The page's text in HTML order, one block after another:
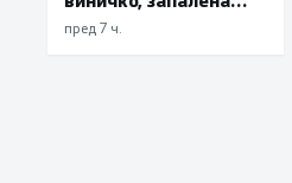
трева при сечење со
пред 7 ч.